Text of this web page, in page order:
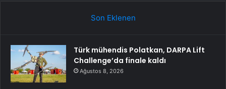
Son Eklenen
Türk mühendis Polatkan, DARPA Lift
Challenge’da finale kaldı
Ağustos 8, 2026